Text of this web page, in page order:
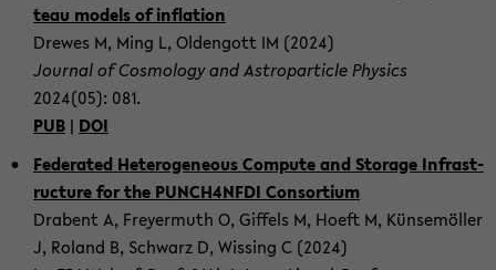
teau mo­dels of in­fla­ti­on
Dre­wes M, Ming L, Old­en­gott IM (2024)
Jour­nal of Cos­mo­lo­gy and As­tro­par­ti­cle Phy­sics
2024(05): 081.
PUB | DOI
Fe­de­ra­ted He­te­ro­ge­ne­ous Com­pu­te and Sto­rage In­fra­st­
ruc­tu­re for the PUNCH4NFDI Con­sor­ti­um
Dra­bent A, Frey­er­muth O, Gif­fels M, Hoeft M, Kün­sem­öl­ler
J, Ro­land B, Schwarz D, Wis­sing C (2024)